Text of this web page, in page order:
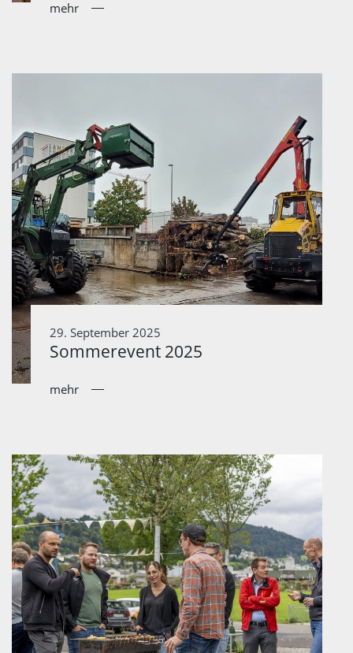
mehr
29. September 2025
Sommerevent 2025
mehr